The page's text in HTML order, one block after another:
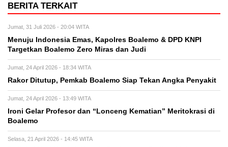
BERITA TERKAIT
Jumat, 31 Juli 2026 - 20:04 WITA
Menuju Indonesia Emas, Kapolres Boalemo & DPD KNPI
Targetkan Boalemo Zero Miras dan Judi
Jumat, 24 April 2026 - 18:34 WITA
Rakor Ditutup, Pemkab Boalemo Siap Tekan Angka Penyakit
Jumat, 24 April 2026 - 13:49 WITA
Ironi Gelar Profesor dan “Lonceng Kematian” Meritokrasi di
Boalemo
Selasa, 21 April 2026 - 14:45 WITA